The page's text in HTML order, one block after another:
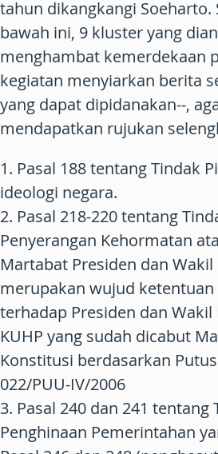
tahun dikangkangi Soeharto.
bawah ini, 9 kluster yang
menghambat kemerdekaan
kegiatan menyiarkan berita
yang dapat dipidanakan--,
mendapatkan rujukan
1. Pasal 188 tentang Tindak
ideologi negara.
2. Pasal 218-220 tentang
Penyerangan Kehormatan
Martabat Presiden dan
merupakan wujud ketentuan
terhadap Presiden dan Wakil
KUHP yang sudah dicabut
Konstitusi berdasarkan
022/PUU-IV/2006
3. Pasal 240 dan 241 tentang
Penghinaan Pemerintahan